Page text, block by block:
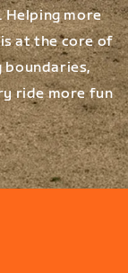
Helping more
at the core of
boundaries,
ride more fun